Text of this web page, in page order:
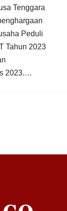
Tenggara
Peduli
Tahun 2023
2023.…